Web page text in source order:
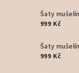
Šaty
999 Kč
Šaty
999 Kč